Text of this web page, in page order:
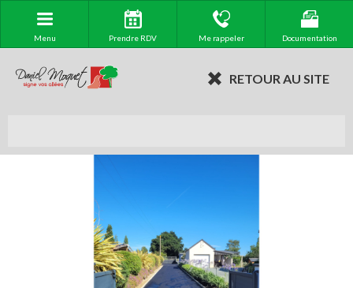
Menu Prendre RDV Me rappeler Documentation
RETOUR AU SITE